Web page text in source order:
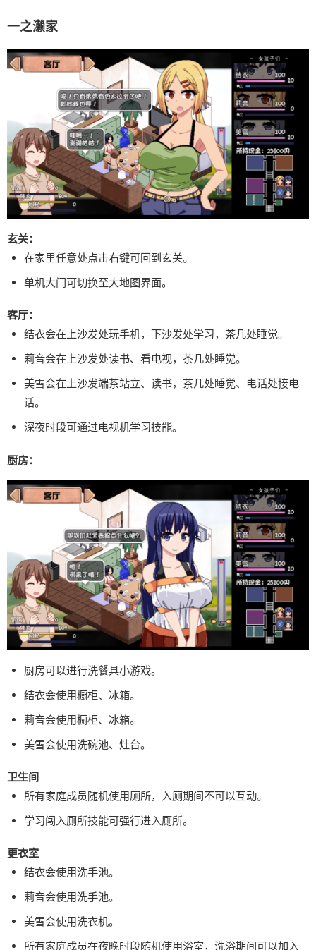
一之濑家
玄关：
在家里任意处点击右键可回到玄关。
单机大门可切换至大地图界面。
客厅：
结衣会在上沙发处玩手机，下沙发处学习，茶几处睡觉。
莉音会在上沙发处读书、看电视，茶几处睡觉。
美雪会在上沙发端茶站立、读书，茶几处睡觉、电话处接电
话。
深夜时段可通过电视机学习技能。
厨房：
厨房可以进行洗餐具小游戏。
结衣会使用橱柜、冰箱。
莉音会使用橱柜、冰箱。
美雪会使用洗碗池、灶台。
卫生间
所有家庭成员随机使用厕所，入厕期间不可以互动。
学习闯入厕所技能可强行进入厕所。
更衣室
结衣会使用洗手池。
莉音会使用洗手池。
美雪会使用洗衣机。
所有家庭成员在夜晚时段随机使用浴室，洗浴期间可以加入